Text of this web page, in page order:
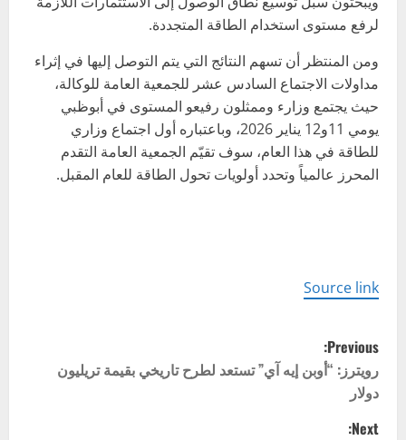
لرفع مستوى استخدام الطاقة المتجددة.
ومن المنتظر أن تسهم النتائج التي يتم التوصل إليها في إثراء
مداولات الاجتماع السادس عشر للجمعية العامة للوكالة،
حيث يجتمع وزارء وممثلون رفيعو المستوى في أبوظبي
يومي 11و12 يناير 2026، وباعتباره أول اجتماع وزاري
للطاقة في هذا العام، سوف تقيّم الجمعية العامة التقدم
المحرز عالمياً وتحدد أولويات تحول الطاقة للعام المقبل.‬
Source link
P
o
s
Previous:
رويترز: “أوبن إيه آي” تستعد لطرح تاريخي بقيمة تريليون
دولار
Next: